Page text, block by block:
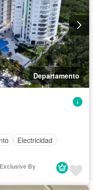
Departamento
Electricidad
By